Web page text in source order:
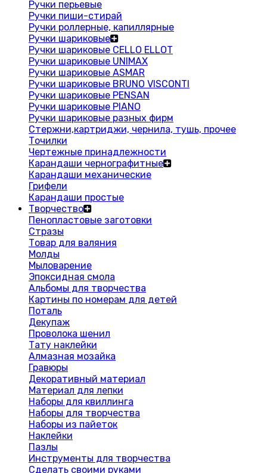
Ручки перьевые
Ручки пиши-стирай
Ручки роллерные, капиллярные
Ручки шариковые
Ручки шариковые CELLO ELLOT
Ручки шариковые UNIMAX
Ручки шариковые ASMAR
Ручки шариковые BRUNO VISCONTI
Ручки шариковые PENSAN
Ручки шариковые PIANO
Ручки шариковые разных фирм
Стержни,картриджи, чернила, тушь, прочее
Точилки
Чертежные принадлежности
Карандаши чернографитные
Карандаши механические
Грифели
Карандаши простые
Творчество
Пенопластовые заготовки
Стразы
Товар для валяния
Молды
Мыловарение
Эпоксидная смола
Альбомы для творчества
Картины по номерам для детей
Поталь
Декупаж
Проволока шенил
Тату наклейки
Алмазная мозайка
Гравюры
Декоративный материал
Материал для лепки
Наборы для квиллинга
Наборы для творчества
Наборы из пайеток
Наклейки
Пазлы
Инструменты для творчества
Сделать своими руками